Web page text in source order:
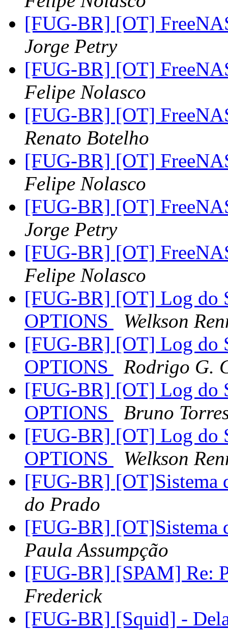
[FUG-BR] [OT]
Jorge Petry
[FUG-BR] [OT]
Felipe Nolasco
[FUG-BR] [OT]
Renato Botelho
[FUG-BR] [OT]
Felipe Nolasco
[FUG-BR] [OT]
Jorge Petry
[FUG-BR] [OT]
Felipe Nolasco
[FUG-BR] [OT] Log do
OPTIONS
Welkson
[FUG-BR] [OT] Log do
OPTIONS
Rodrigo G.
[FUG-BR] [OT] Log do
OPTIONS
Bruno
[FUG-BR] [OT] Log do
OPTIONS
Welkson
[FUG-BR] [OT]Sistema
do Prado
[FUG-BR] [OT]Sistema
Paula Assumpção
[FUG-BR] [SPAM] Re:
Frederick
[FUG-BR] [Squid] -